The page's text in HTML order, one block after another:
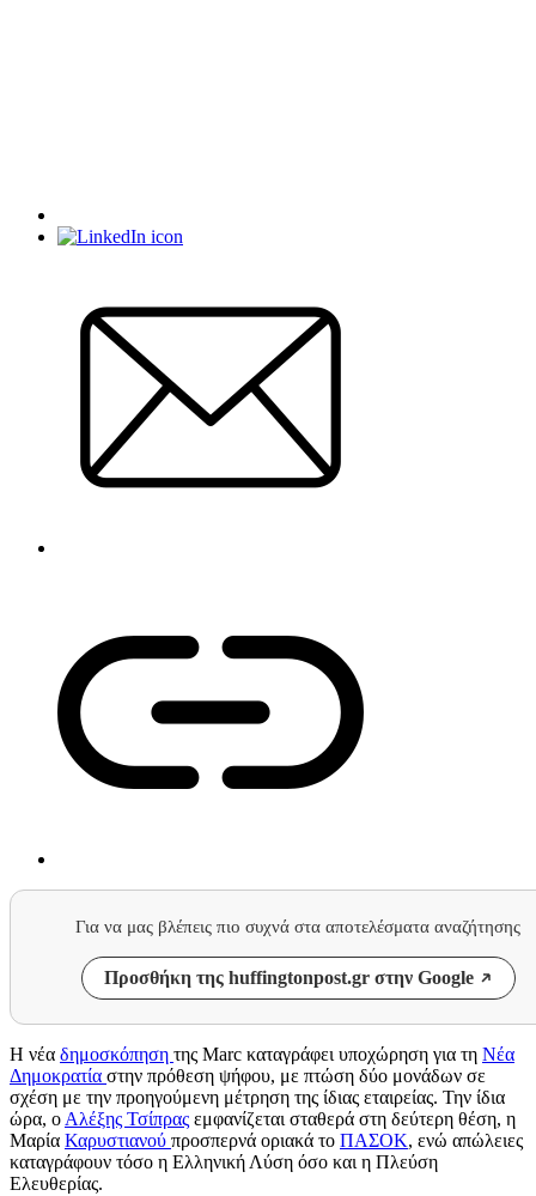
Για να μας βλέπεις πιο συχνά στα αποτελέσματα αναζήτησης
Προσθήκη της huffingtonpost.gr στην Google
Η νέα δημοσκόπηση της Marc καταγράφει υποχώρηση για τη Νέα
Δημοκρατία στην πρόθεση ψήφου, με πτώση δύο μονάδων σε
σχέση με την προηγούμενη μέτρηση της ίδιας εταιρείας. Την ίδια
ώρα, ο Αλέξης Τσίπρας εμφανίζεται σταθερά στη δεύτερη θέση, η
Μαρία Καρυστιανού προσπερνά οριακά το ΠΑΣΟΚ, ενώ απώλειες
καταγράφουν τόσο η Ελληνική Λύση όσο και η Πλεύση
Ελευθερίας.